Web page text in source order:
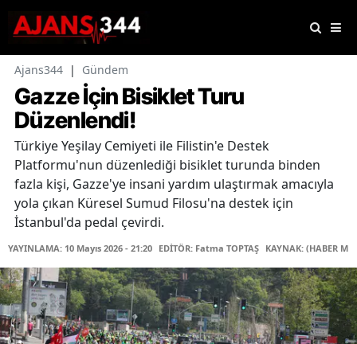
Ajans344 | Gündem
Gazze İçin Bisiklet Turu
Düzenlendi!
Türkiye Yeşilay Cemiyeti ile Filistin'e Destek
Platformu'nun düzenlediği bisiklet turunda binden
fazla kişi, Gazze'ye insani yardım ulaştırmak amacıyla
yola çıkan Küresel Sumud Filosu'na destek için
İstanbul'da pedal çevirdi.
YAYINLAMA: 10 Mayıs 2026 - 21:20 EDİTÖR: Fatma TOPTAŞ KAYNAK: (HABER